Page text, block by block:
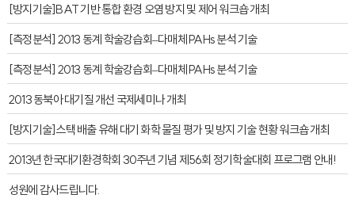
[방지기술]BAT 기반 통합 환경 오염 방지 및 제어 워크숍 개최
[측정분석] 2013 동계 학술강습회–다매체 PAHs 분석 기술
[측정분석] 2013 동계 학술강습회–다매체 PAHs 분석 기술
2013 동북아 대기질 개선 국제세미나 개최
[방지기술]스택 배출 유해 대기 화학 물질 평가 및 방지 기술 현황 워크숍 개최
2013년 한국대기환경학회 30주년 기념 제56회 정기학술대회 프로그램 안내!
성원에 감사드립니다.